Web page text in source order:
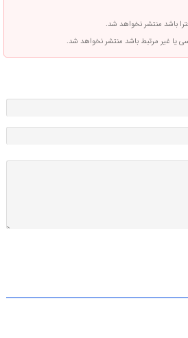
باشد منتشر نخواهد شد.
یا غیر مرتبط باشد منتشر نخواهد شد.